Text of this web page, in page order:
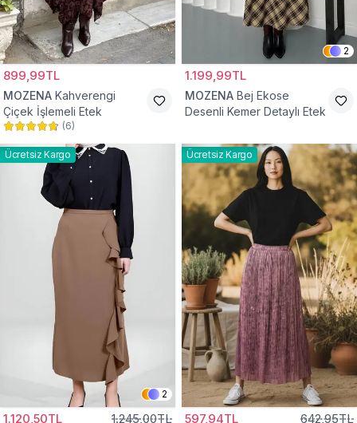
899,99TL
MOZENA Kahverengi
Çiçek İşlemeli Etek
(6)
2
1.199,99TL
MOZENA Bej Ekose
Desenli Kemer Detaylı Etek
Ücretsiz Kargo
2
1.120,50TL 1.245,00TL
Ücretsiz Kargo
597,94TL 642,95TL